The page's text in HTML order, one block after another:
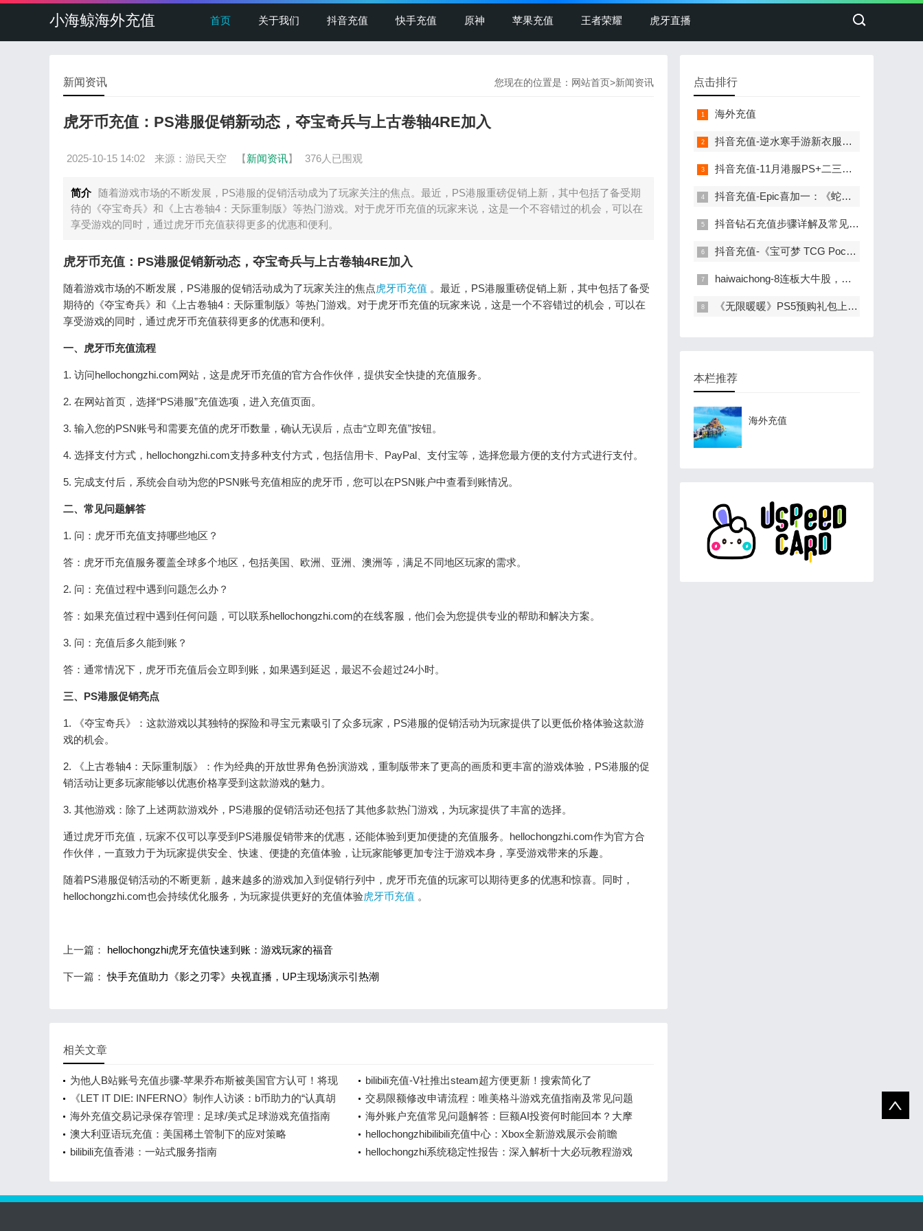
小海鲸海外充值 首页 关于我们 抖音充值 快手充值 原神 苹果充值 王者荣耀 虎牙直播
您现在的位置是： 网站首页>新闻资讯
新闻资讯
虎牙币充值：PS港服促销新动态，夺宝奇兵与上古卷轴4RE加入
2025-10-15 14:02 来源：游民天空 【新闻资讯】 376人已围观
简介
随着游戏市场的不断发展，PS港服的促销活动成为了玩家关注的焦点。最近，PS港服重磅促销上新，其中包括了备受期
待的《夺宝奇兵》和《上古卷轴4：天际重制版》等热门游戏。对于虎牙币充值的玩家来说，这是一个不容错过的机会，可以在
享受游戏的同时，通过虎牙币充值获得更多的优惠和便利。
虎牙币充值：PS港服促销新动态，夺宝奇兵与上古卷轴4RE加入
随着游戏市场的不断发展，PS港服的促销活动成为了玩家关注的焦点虎牙币充值 。最近，PS港服重磅促销上新，其中包括了备受
期待的《夺宝奇兵》和《上古卷轴4：天际重制版》等热门游戏。对于虎牙币充值的玩家来说，这是一个不容错过的机会，可以在
享受游戏的同时，通过虎牙币充值获得更多的优惠和便利。
一、虎牙币充值流程
1. 访问hellochongzhi.com网站，这是虎牙币充值的官方合作伙伴，提供安全快捷的充值服务。
2. 在网站首页，选择“PS港服”充值选项，进入充值页面。
3. 输入您的PSN账号和需要充值的虎牙币数量，确认无误后，点击“立即充值”按钮。
4. 选择支付方式，hellochongzhi.com支持多种支付方式，包括信用卡、PayPal、支付宝等，选择您最方便的支付方式进行支付。
5. 完成支付后，系统会自动为您的PSN账号充值相应的虎牙币，您可以在PSN账户中查看到账情况。
二、常见问题解答
1. 问：虎牙币充值支持哪些地区？
答：虎牙币充值服务覆盖全球多个地区，包括美国、欧洲、亚洲、澳洲等，满足不同地区玩家的需求。
2. 问：充值过程中遇到问题怎么办？
答：如果充值过程中遇到任何问题，可以联系hellochongzhi.com的在线客服，他们会为您提供专业的帮助和解决方案。
3. 问：充值后多久能到账？
答：通常情况下，虎牙币充值后会立即到账，如果遇到延迟，最迟不会超过24小时。
三、PS港服促销亮点
1. 《夺宝奇兵》：这款游戏以其独特的探险和寻宝元素吸引了众多玩家，PS港服的促销活动为玩家提供了以更低价格体验这款游
戏的机会。
2. 《上古卷轴4：天际重制版》：作为经典的开放世界角色扮演游戏，重制版带来了更高的画质和更丰富的游戏体验，PS港服的促
销活动让更多玩家能够以优惠价格享受到这款游戏的魅力。
3. 其他游戏：除了上述两款游戏外，PS港服的促销活动还包括了其他多款热门游戏，为玩家提供了丰富的选择。
通过虎牙币充值，玩家不仅可以享受到PS港服促销带来的优惠，还能体验到更加便捷的充值服务。hellochongzhi.com作为官方合
作伙伴，一直致力于为玩家提供安全、快速、便捷的充值体验，让玩家能够更加专注于游戏本身，享受游戏带来的乐趣。
随着PS港服促销活动的不断更新，越来越多的游戏加入到促销行列中，虎牙币充值的玩家可以期待更多的优惠和惊喜。同时，
hellochongzhi.com也会持续优化服务，为玩家提供更好的充值体验虎牙币充值 。
上一篇： hellochongzhi虎牙充值快速到账：游戏玩家的福音
下一篇：快手充值助力《影之刃零》央视直播，UP主现场演示引热潮
相关文章
为他人B站账号充值步骤-苹果乔布斯被美国官方认可！将现
身在1美元纪念币上
bilibili充值-V社推出steam超方便更新！搜索简化了
《LET IT DIE: INFERNO》制作人访谈：b币助力的“认真胡
闹”
交易限额修改申请流程：唯美格斗游戏充值指南及常见问题
解答
海外充值交易记录保存管理：足球/美式足球游戏充值指南
海外账户充值常见问题解答：巨额AI投资何时能回本？大摩
预测2028年
澳大利亚语玩充值：美国稀土管制下的应对策略
hellochongzhibilibili充值中心：Xbox全新游戏展示会前瞻
bilibili充值香港：一站式服务指南
hellochongzhi系统稳定性报告：深入解析十大必玩教程游戏
点击排行
海外充值
抖音充值-逆水寒手游新衣服刚上线销冠就重拳出击！圈外人最喜欢看的一集！
抖音充值-11月港服PS+二三档会免公布！消光2、如龙维新极等
抖音充值-Epic喜加一：《蛇鸟：完整版》免费领取
抖音钻石充值步骤详解及常见问题解答
抖音充值-《宝可梦 TCG Pocket》更新计划：将推出交换功能
haiwaichong-8连板大牛股，遭证监会立案调查！
《无限暖暖》PS5预购礼包上架：国服售价68元，小陪伴充值更添乐趣
本栏推荐
海外充值